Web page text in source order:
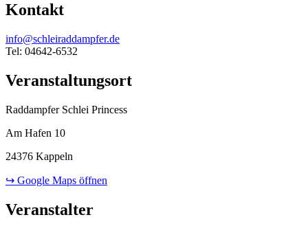
Kontakt
info@schleiraddampfer.de
Tel: 04642-6532
Veranstaltungsort
Raddampfer Schlei Princess
Am Hafen 10
24376 Kappeln
↪ Google Maps öffnen
Veranstalter